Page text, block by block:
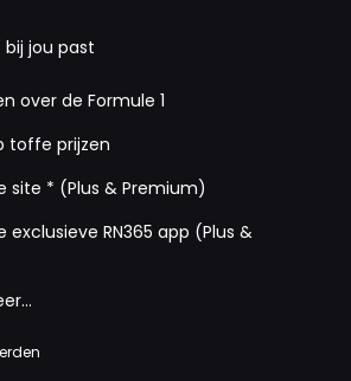
jou past
over de Formule 1
toffe prijzen
site * (Plus & Premium)
RN365 app (Plus &